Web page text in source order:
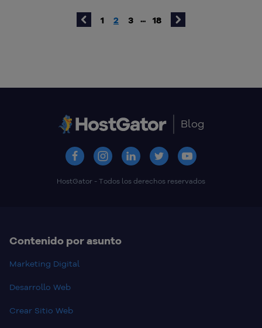
1 2 3 ... 18
Blog
HostGator - Todos los derechos reservados
Contenido por asunto
Marketing Digital
Desarrollo Web
Crear Sitio Web